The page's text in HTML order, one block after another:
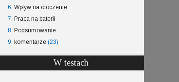
6. Wpływ na otoczenie
7. Praca na baterii
8. Podsumowanie
9. komentarze (23)
W testach